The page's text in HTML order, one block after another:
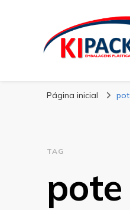
Kipack
Página inicial
TAG